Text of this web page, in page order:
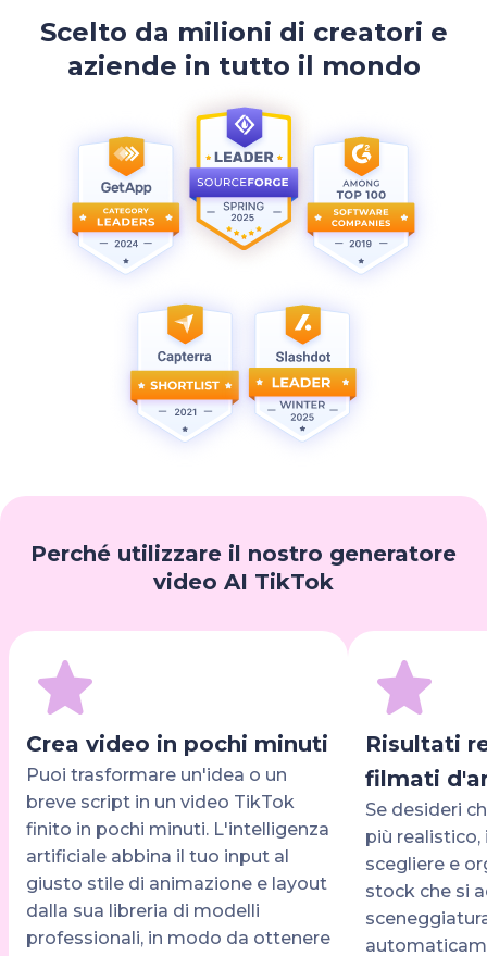
Scelto da milioni di creatori e
aziende in tutto il mondo
Perché utilizzare il nostro generatore
video AI TikTok
Crea video in pochi minuti
Puoi trasformare un'idea o un
breve script in un video TikTok
finito in pochi minuti. L'intelligenza
artificiale abbina il tuo input al
giusto stile di animazione e layout
dalla sua libreria di modelli
professionali, in modo da ottenere
Risultati
filmati
Se desideri
più
scegliere e
stock che si